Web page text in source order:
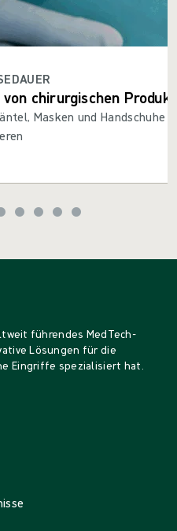
chirurgischen
Masken und Handschuhe
führendes MedTech-
Lösungen für die
Eingriffe spezialisiert hat.